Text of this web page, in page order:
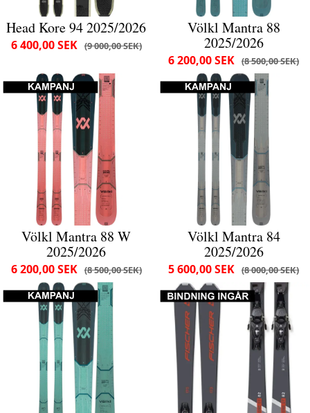
Head Kore 94 2025/2026
9 000,00 SEK
6 400,00 SEK
Völkl Mantra 88
2025/2026
8 500,00 SEK
6 200,00 SEK
Völkl Mantra 88 W
2025/2026
8 500,00 SEK
6 200,00 SEK
Völkl Mantra 84
2025/2026
8 000,00 SEK
5 600,00 SEK